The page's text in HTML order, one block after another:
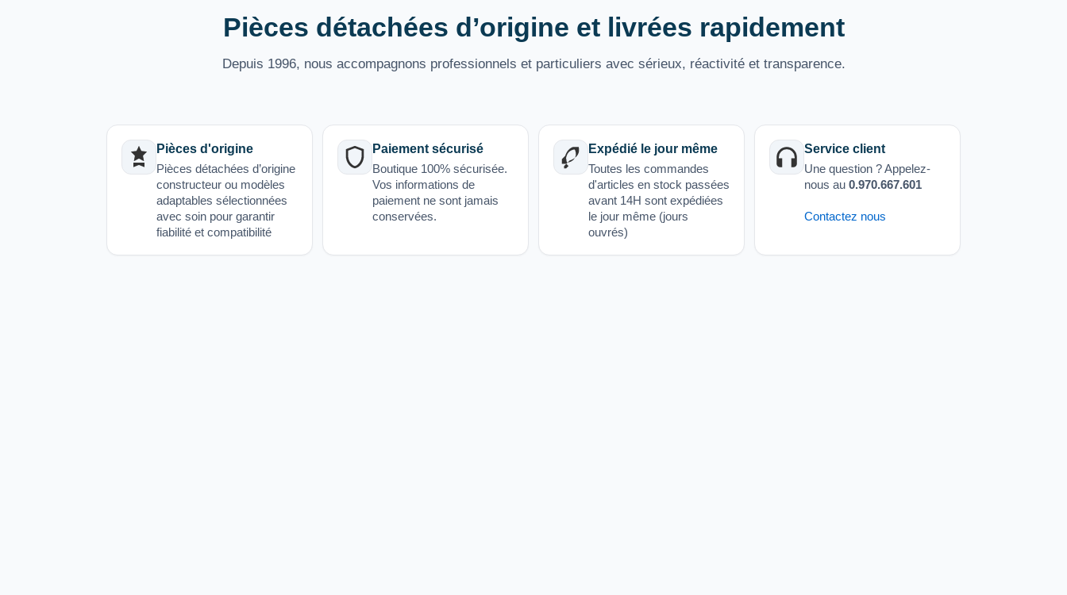
Pièces détachées d’origine et livrées rapidement
Depuis 1996, nous accompagnons professionnels et particuliers avec sérieux, réactivité et transparence.
Pièces d'origine
Pièces détachées d’origine
constructeur ou modèles
adaptables sélectionnées
avec soin pour garantir
fiabilité et compatibilité
Paiement sécurisé
Boutique 100% sécurisée.
Vos informations de
paiement ne sont jamais
conservées.
Expédié le jour même
Toutes les commandes
d'articles en stock passées
avant 14H sont expédiées
le jour même (jours
ouvrés)
Service client
Une question ? Appelez-
nous au 0.970.667.601
Contactez nous